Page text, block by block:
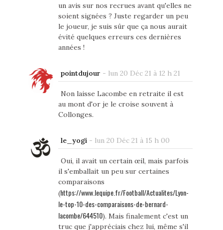
un avis sur nos recrues avant qu'elles ne
soient signées ? Juste regarder un peu
le joueur, je suis sûr que ça nous aurait
évité quelques erreurs ces dernières
années !
pointdujour - lun 20 Déc 21 à 12 h 21
Non laisse Lacombe en retraite il est
au mont d'or je le croise souvent à
Collonges.
le_yogi- lun 20 Déc 21 à 15 h 00
Oui, il avait un certain œil, mais parfois
il s'emballait un peu sur certaines
comparaisons
(https://www.lequipe.fr/Football/Actualites/Lyon-
le-top-10-des-comparaisons-de-bernard-
lacombe/644510). Mais finalement c'est un
truc que j'appréciais chez lui, même s'il